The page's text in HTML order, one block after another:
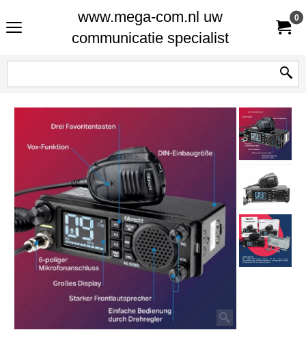
www.mega-com.nl uw
communicatie specialist
0